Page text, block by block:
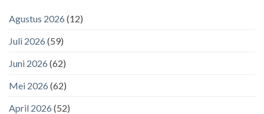
Agustus 2026 (12)
Juli 2026 (59)
Juni 2026 (62)
Mei 2026 (62)
April 2026 (52)